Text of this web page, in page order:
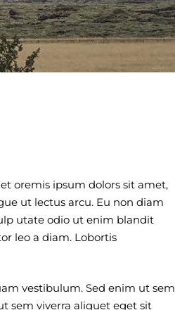
oremis ipsum dolors sit amet,
ut lectus arcu. Eu non diam
utate odio ut enim blandit
leo a diam. Lobortis
vestibulum. Sed enim ut sem
sem viverra aliquet eget sit